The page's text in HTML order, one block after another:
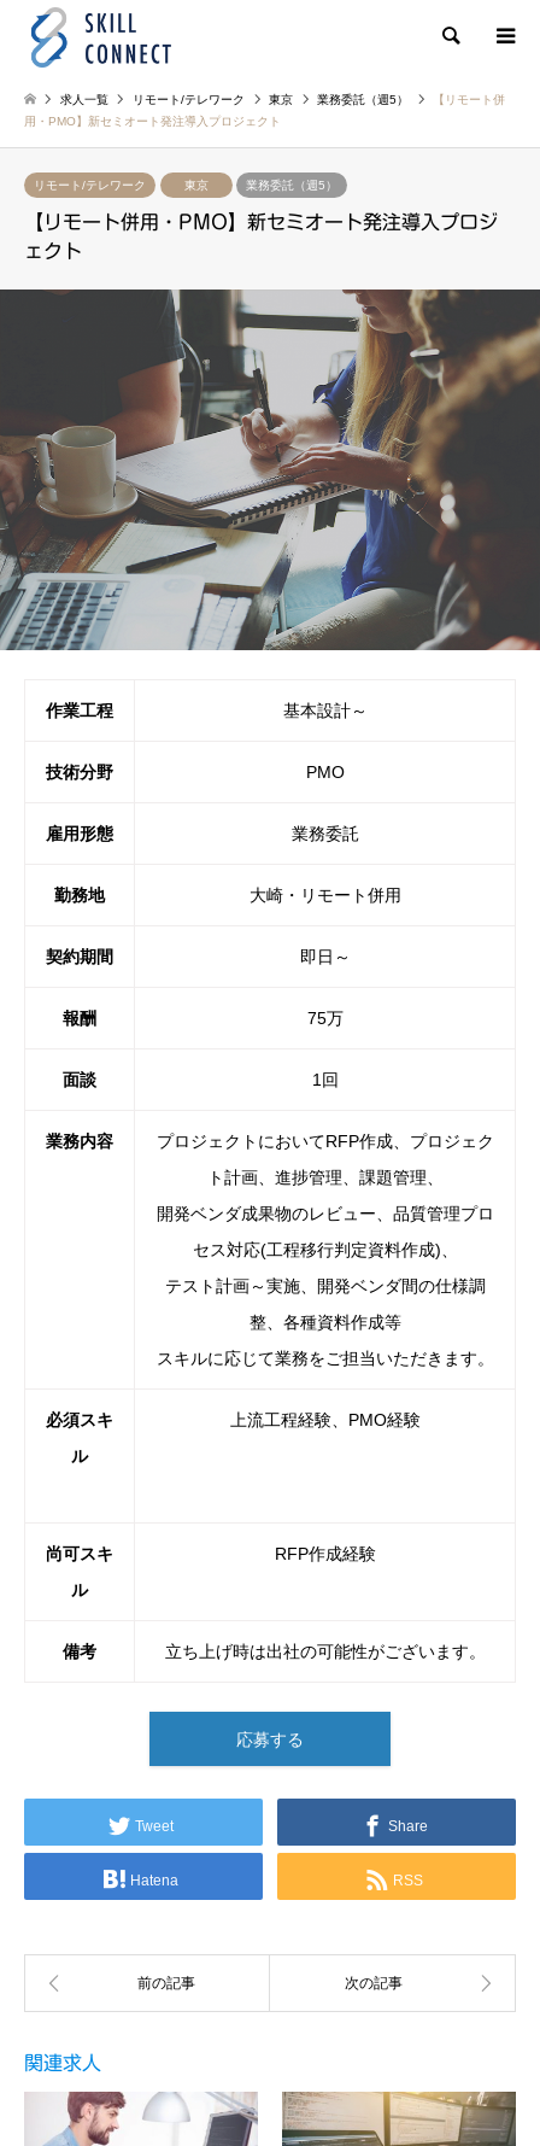
検索
求人一覧 リモート/テレワーク 東京 業務委託（週5）
【リモート併
用・PMO】新セミオート発注導入プロジェクト
リモート/テレワーク 東京 業務委託（週5）
【リモート併用・PMO】新セミオート発注導入プロジ
ェクト
作業工程 基本設計～
技術分野 PMO
雇用形態 業務委託
勤務地 大崎・リモート併用
契約期間 即日～
報酬 75万
面談 1回
業務内容 プロジェクト においてRFP作成、プロジェク
ト計画、進捗管理、課題管理、
開発ベンダ成果物のレビュー、品質管理プロ
セス対応(工程移行判 定資料作成)、
テスト計画～実施、開発ベンダ間の仕様調
整、各種資料作成等
スキルに応じて業務をご担当いただきます。
必須スキ
ル
上流工程経験、PMO経験
尚可スキ
ル
RFP作成経験
備考 立ち上げ時は出社の可能性がございます。
応募する
Tweet Share
Hatena RSS
関連求人